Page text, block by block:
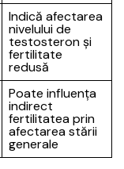
Indică afectarea
nivelului de
testosteron și
fertilitate
redusă
Poate influența
indirect
fertilitatea prin
afectarea stării
generale